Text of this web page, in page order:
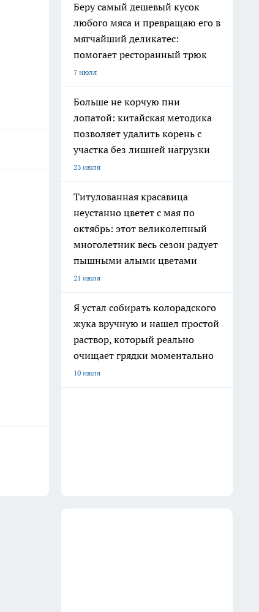
Беру самый дешевый кусок
любого мяса и превращаю его в
мягчайший деликатес:
помогает ресторанный трюк
7 июля
Больше не корчую пни
лопатой: китайская методика
позволяет удалить корень с
участка без лишней нагрузки
23 июля
Титулованная красавица
неустанно цветет с мая по
октябрь: этот великолепный
многолетник весь сезон радует
пышными алыми цветами
21 июля
Я устал собирать колорадского
жука вручную и нашел простой
раствор, который реально
очищает грядки моментально
10 июля